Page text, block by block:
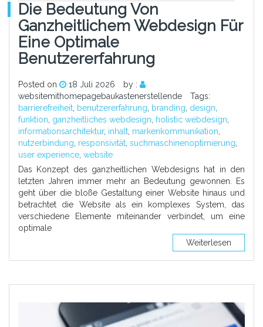
Die Bedeutung Von
Ganzheitlichem Webdesign Für
Eine Optimale
Benutzererfahrung
Posted on 18 Juli 2026
by :
websitemithomepagebaukastenerstellende
Tags:
barrierefreiheit, benutzererfahrung, branding, design,
funktion, ganzheitliches webdesign, holistic webdesign,
informationsarchitektur, inhalt, markenkommunikation,
nutzerbindung, responsivität, suchmaschinenoptimierung,
user experience, website
Das Konzept des ganzheitlichen Webdesigns hat in den
letzten Jahren immer mehr an Bedeutung gewonnen. Es
geht über die bloße Gestaltung einer Website hinaus und
betrachtet die Website als ein komplexes System, das
verschiedene Elemente miteinander verbindet, um eine
optimale
Weiterlesen